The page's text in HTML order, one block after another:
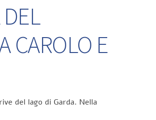
CAROLO E
del lago di Garda. Nella